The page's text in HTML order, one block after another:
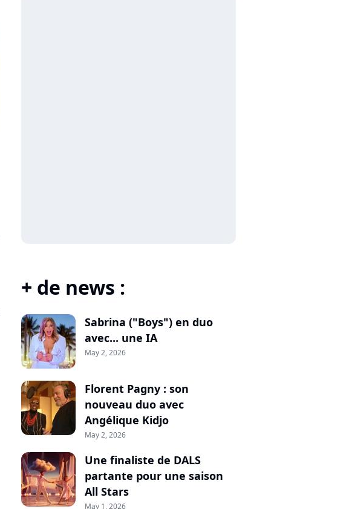
+ de news :
Sabrina ("Boys") en duo
avec... une IA
May 2, 2026
Florent Pagny : son
nouveau duo avec
Angélique Kidjo
May 2, 2026
Une finaliste de DALS
partante pour une saison
All Stars
May 1, 2026